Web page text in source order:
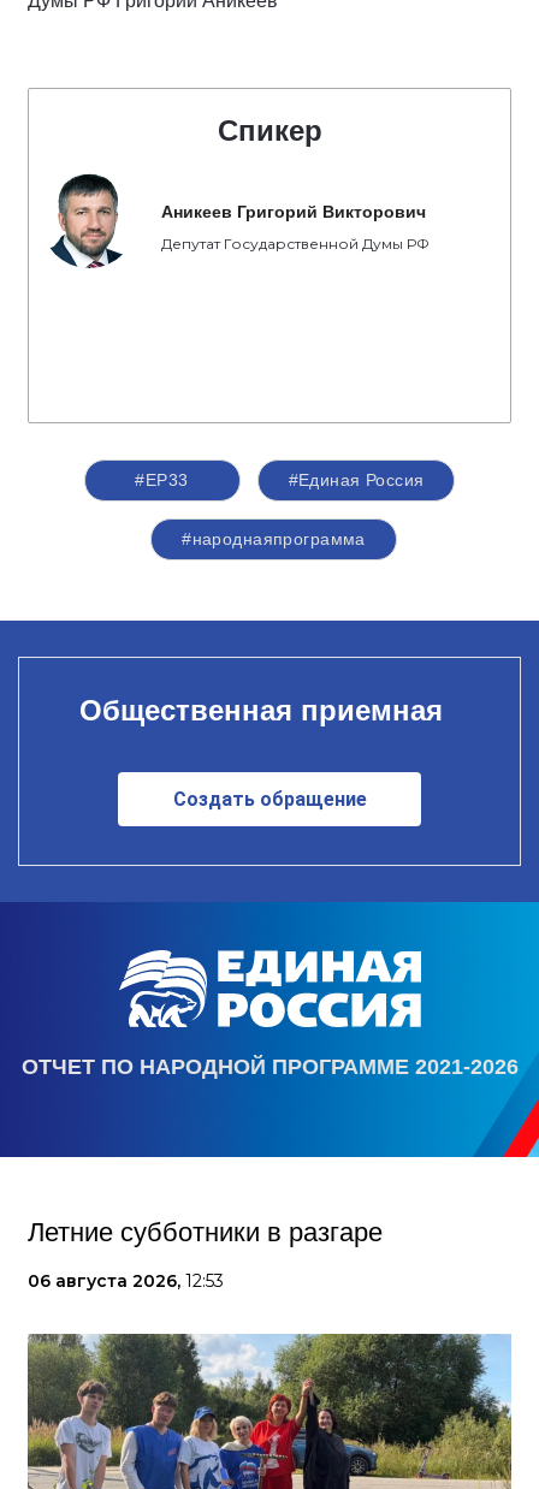
Спикер
Аникеев Григорий Викторович
Депутат Государственной Думы РФ
#ЕР33 #Единая Россия
#народнаяпрограмма
Общественная приемная
Создать обращение
ОТЧЕТ ПО НАРОДНОЙ ПРОГРАММЕ 2021-2026
Летние субботники в разгаре
06 августа 2026, 12:53